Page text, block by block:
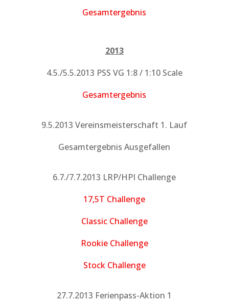
Gesamtergebnis
2013
4.5./5.5.2013 PSS VG 1:8 / 1:10 Scale
Gesamtergebnis
9.5.2013 Vereinsmeisterschaft 1. Lauf
Gesamtergebnis Ausgefallen
6.7./7.7.2013 LRP/HPI Challenge
17,5T Challenge
Classic Challenge
Rookie Challenge
Stock Challenge
27.7.2013 Ferienpass-Aktion 1